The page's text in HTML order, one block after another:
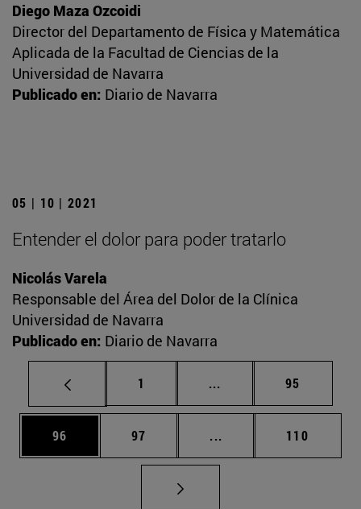
Diego Maza Ozcoidi
Director del Departamento de Física y Matemática
Aplicada de la Facultad de Ciencias de la
Universidad de Navarra
Publicado en: Diario de Navarra
05 | 10 | 2021
Entender el dolor para poder tratarlo
Nicolás Varela
Responsable del Área del Dolor de la Clínica
Universidad de Navarra
Publicado en: Diario de Navarra
Página
1 ... Páginas intermedias
Página
95
Página
96 Página
97 ... Páginas intermedias
Página
110